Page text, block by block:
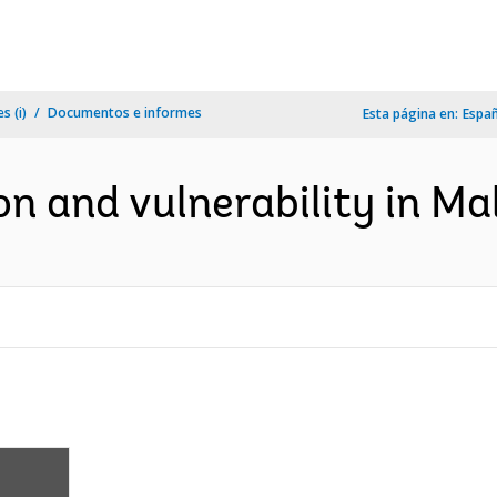
(i) Documentos e informes Esta página en:
and vulnerability in